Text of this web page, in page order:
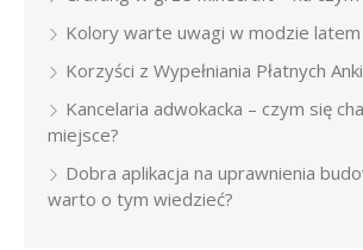
Kolory warte uwagi w modzie
Korzyści z Wypełniania Płatnych
Kancelaria adwokacka – czym się
miejsce?
Dobra aplikacja na uprawnienia
warto o tym wiedzieć?